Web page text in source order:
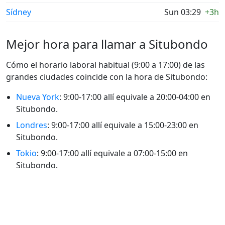
Sídney Sun 03:29 +3h
Mejor hora para llamar a Situbondo
Cómo el horario laboral habitual (9:00 a 17:00) de las
grandes ciudades coincide con la hora de Situbondo:
Nueva York: 9:00-17:00 allí equivale a 20:00-04:00 en
Situbondo.
Londres: 9:00-17:00 allí equivale a 15:00-23:00 en
Situbondo.
Tokio: 9:00-17:00 allí equivale a 07:00-15:00 en
Situbondo.